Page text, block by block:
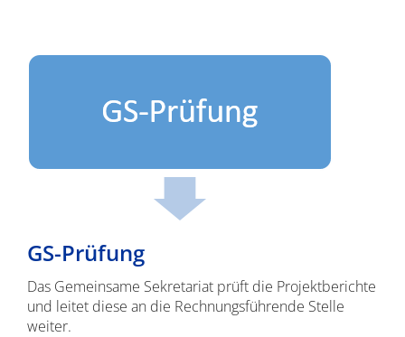
GS-Prüfung
Das Gemeinsame Sekretariat prüft die Projektberichte
und leitet diese an die Rechnungsführende Stelle
weiter.